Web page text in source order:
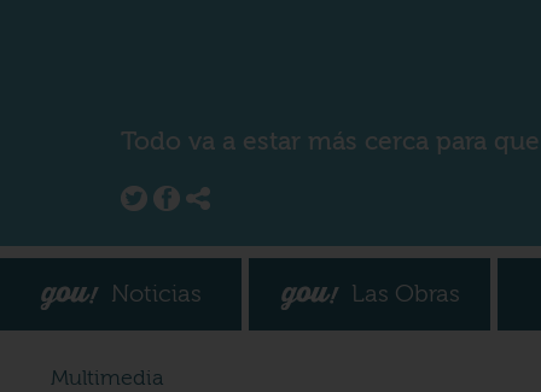
Todo va a estar más cerca para
Noticias Las Obras
Multimedia